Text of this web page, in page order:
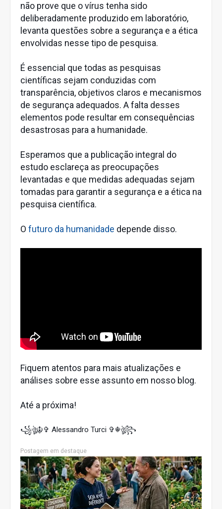
não prove que o vírus tenha sido
deliberadamente produzido em laboratório,
levanta questões sobre a segurança e a ética
envolvidas nesse tipo de pesquisa.
É essencial que todas as pesquisas
científicas sejam conduzidas com
transparência, objetivos claros e mecanismos
de segurança adequados. A falta desses
elementos pode resultar em consequências
desastrosas para a humanidade.
Esperamos que a publicação integral do
estudo esclareça as preocupações
levantadas e que medidas adequadas sejam
tomadas para garantir a segurança e a ética na
pesquisa científica.
O futuro da humanidade depende disso.
Fiquem atentos para mais atualizações e
análises sobre esse assunto em nosso blog.
Até a próxima!
꧁ঔৣ☬✞ Alessandro Turci ✞☬ঔৣ꧂
Postagem em destaque